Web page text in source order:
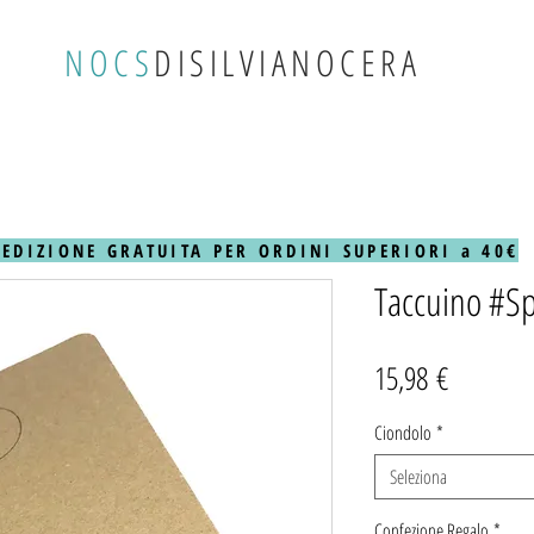
NOCSDISILVIANOCERA
Taccuino
15,98 €Prezzo
Ciondolo *
Seleziona
GRATUITA PER ORDINI SUPERIORI a 40€